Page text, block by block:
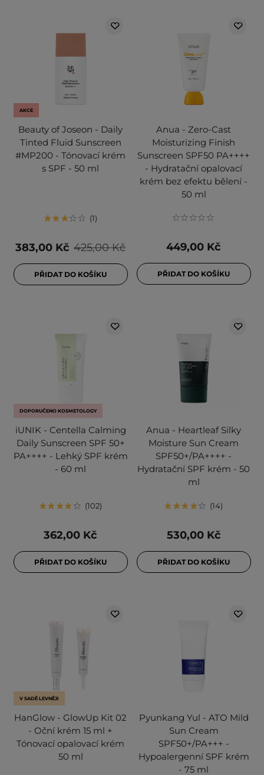
AKCE
Beauty of Joseon - Daily
Tinted Fluid Sunscreen
#MP200 - Tónovací krém
s SPF - 50 ml
1
425,00 Kč
383,00 Kč
PŘIDAT DO KOŠÍKU
Anua - Zero-Cast
Moisturizing Finish
Sunscreen SPF50 PA++++
- Hydratační opalovací
krém bez efektu bělení -
50 ml
449,00 Kč
PŘIDAT DO KOŠÍKU
DOPORUČENO KOSMETOLOGY
iUNIK - Centella Calming
Daily Sunscreen SPF 50+
PA++++ - Lehký SPF krém
- 60 ml
102
362,00 Kč
PŘIDAT DO KOŠÍKU
Anua - Heartleaf Silky
Moisture Sun Cream
SPF50+/PA++++ -
Hydratační SPF krém - 50
ml
14
530,00 Kč
PŘIDAT DO KOŠÍKU
V SADĚ LEVNĚJI
HanGlow - GlowUp Kit 02
- Oční krém 15 ml +
Tónovací opalovací krém
50 ml
Pyunkang Yul - ATO Mild
Sun Cream
SPF50+/PA+++ -
Hypoalergenní SPF krém
- 75 ml